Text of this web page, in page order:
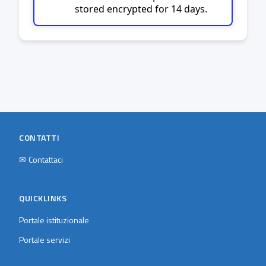
stored encrypted for 14 days.
CONTATTI
✉ Contattaci
QUICKLINKS
Portale istituzionale
Portale servizi